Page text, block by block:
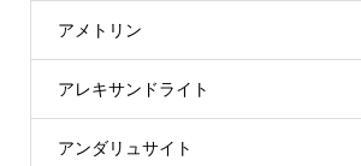
アメトリン
アレキサンドライト
アンダリュサイト